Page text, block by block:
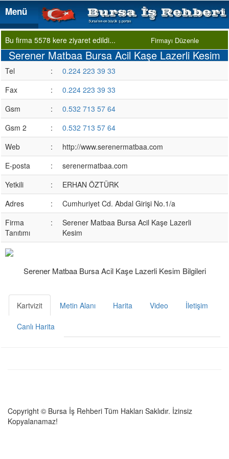
Menü
Menü
Bu firma 5578 kere ziyaret edildi... Firmayı Düzenle
Serener Matbaa Bursa Acil Kaşe Lazerli Kesim
Tel :
0.224 223 39 33
Fax
:
0.224 223 39 33
Gsm
:
0.532 713 57 64
Gsm 2
:
0.532 713 57 64
Web
:
http://www.serenermatbaa.com
E-posta
:
serenermatbaa.com
Yetkili
:
ERHAN ÖZTÜRK
Adres
:
Cumhuriyet Cd. Abdal Girişi No.1/a
Firma
Tanıtımı
:
Serener Matbaa Bursa Acil Kaşe Lazerli
Kesim
Serener Matbaa Bursa Acil Kaşe Lazerli Kesim Bilgileri
Kartvizit Metin Alanı Harita Video İletişim
Canlı Harita
Copyright © Bursa İş Rehberi Tüm Hakları Saklıdır. İzinsiz
Kopyalanamaz!